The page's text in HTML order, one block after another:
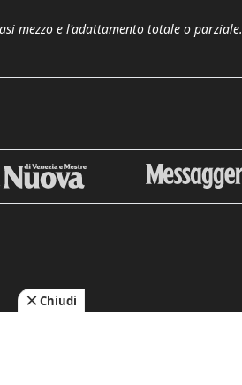
mezzo e l'adattamento totale o parziale.
Chiudi